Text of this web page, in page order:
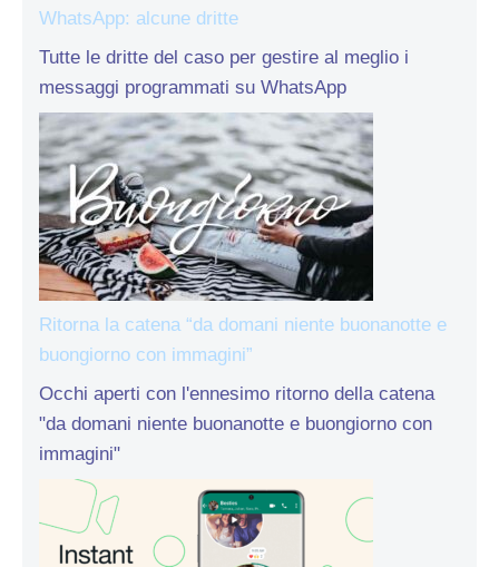
WhatsApp: alcune dritte
Tutte le dritte del caso per gestire al meglio i
messaggi programmati su WhatsApp
Ritorna la catena “da domani niente buonanotte e
buongiorno con immagini”
Occhi aperti con l'ennesimo ritorno della catena
"da domani niente buonanotte e buongiorno con
immagini"